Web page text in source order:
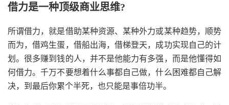
借力是一种顶级商业思维?
所谓借力，就是借助某种资源、某种外力或某种趋势，顺势
而为，借鸡生蛋，借船出海，借梯登天，成功实现自己的计
划。很多赚到钱的人，并不是他能力有多强，而是他懂得如
何借力。千万不要想着什么事都自己做，什么困难都自己解
决，到最后你累个半死，也只能是事倍功半。